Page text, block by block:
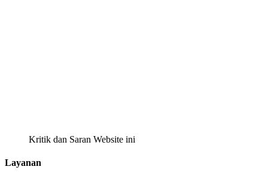
Kritik dan Saran Website ini
Layanan